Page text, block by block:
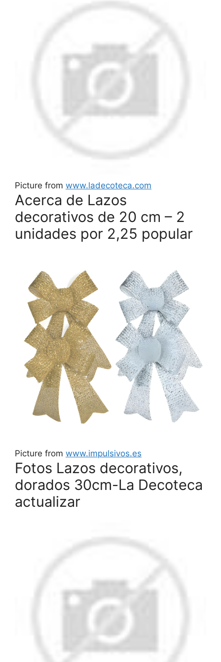
Picture from www.ladecoteca.com
Acerca de Lazos
decorativos de 20 cm – 2
unidades por 2,25 popular
Picture from www.impulsivos.es
Fotos Lazos decorativos,
dorados 30cm-La Decoteca
actualizar